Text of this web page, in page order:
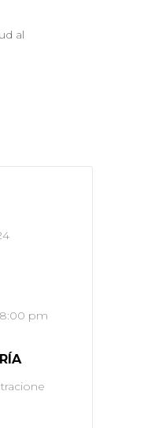
al
pm